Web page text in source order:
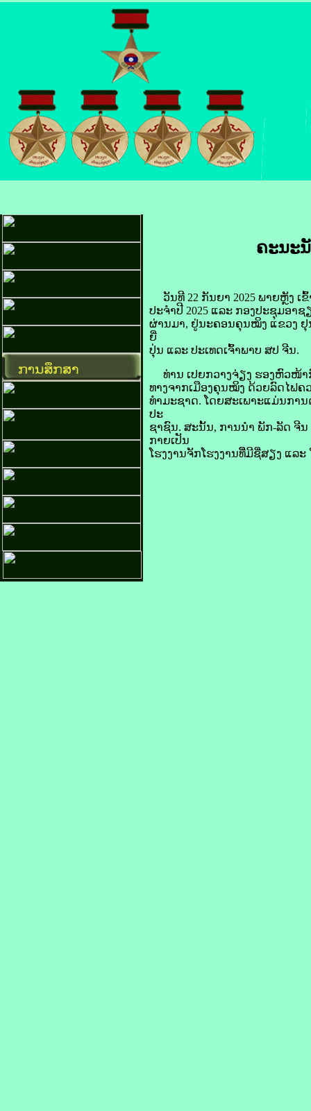
ຄະນະ​
ວັນ​ທີ 22 ກັນຍາ 2025 ພາຍຫຼັງ ເ
ປະຈຳ​ປີ 2025 ແລະ ກອງ​ປະຊຸມອາ​
ຜ່ານ​ມາ, ຢູ່​ນະຄອນ​ຄຸນ​ໝິງ ແຂວງ ຢຸ
ຍີ່
ປຸ່ນ ແລະ ປະເທດ​ເຈົ້າພາບ ​ສປ ຈີນ.
ທ່ານ ເປຍ​ກວາງ​ຈ່ຽງ ຮອງ​ຫົວໜ້າ​
ທາງ​ຈາກ​ເມືອງ​ຄຸນ​ໝິງ ດ້ວຍ​ລົດໄຟ​ຄ
ທຳ​ມະ​ຊາດ. ໂດຍ​ສະເພາະ​ແມ່ນ​ກາ
ປະ
ຊາຊົນ. ສະນັ້ນ, ການ​ນຳ ພັກ-ລັດ ຈີ
ກາຍເປັນ
ໂຮງງານ​ຈັກ​ໂຮງງານ​ທີ່​​ີ​ມີ​ຊື່​ສຽງ ແລ